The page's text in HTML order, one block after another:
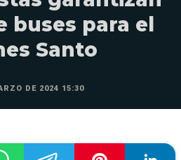
buses para el
Santo
DE 2024 15:30